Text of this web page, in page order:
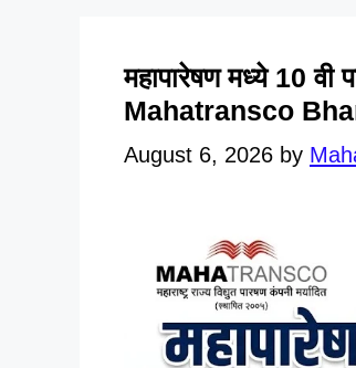
महापारेषण मध्ये 10 वी
Mahatransco
August 6, 2026 by